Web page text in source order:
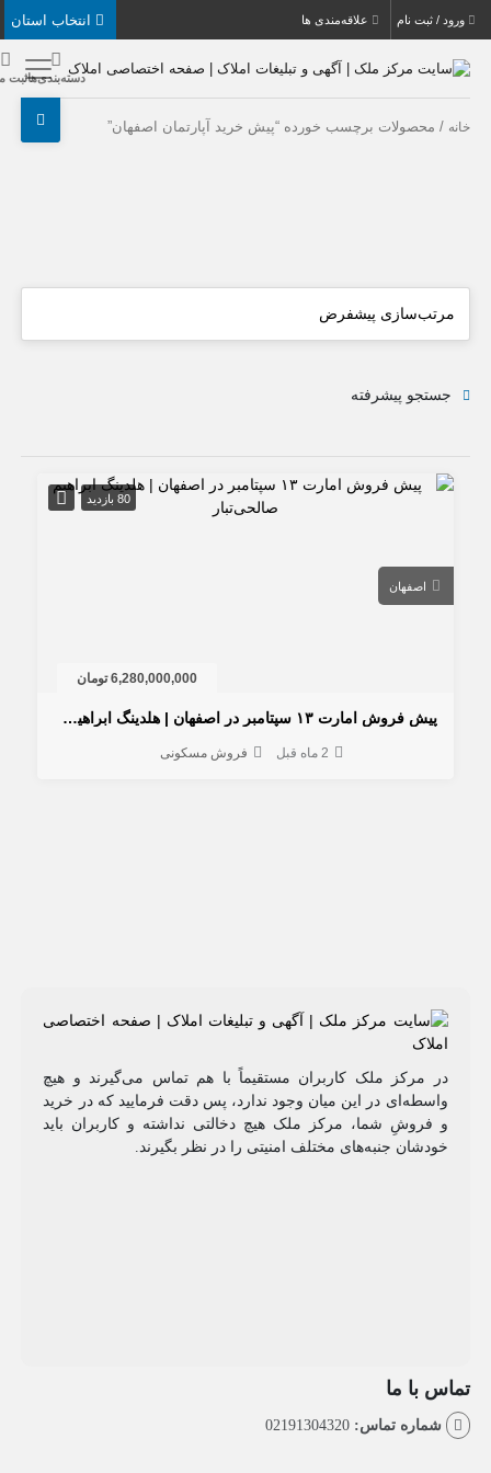
نام علاقه‌مندی ها
دسته‌بندی‌هاثبت ملک
برچسب خورده “پیش خرید آپارتمان اصفهان”
پیشرفته
80 بازدید
6,280,000,000 تومان
پیش فروش امارت ۱۳ سپتامبر در اصفهان | هلدینگ ابراهیم صالحی‌تبار
فروش مسکونی
مرکز ملک کاربران مستقیماً با هم تماس می‌گیرند و هیچ
در این میان وجود ندارد، پس دقت فرمایید که در خرید
شما، مرکز ملک هیچ دخالتی نداشته و کاربران باید
جنبه‌های مختلف امنیتی را در نظر بگیرند.
ما
تماس: 02191304320